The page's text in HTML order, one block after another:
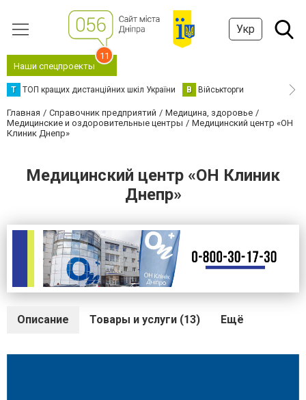
Укр
Наши спецпроекты
11
Т ТОП кращих дистанційних шкіл України В Військторги
Главная Справочник предприятий
Медицина, здоровье
Медицинские и оздоровительные центры
Медицинский центр «ОН
Клиник Днепр»
Медицинский центр «ОН Клиник
Днепр»
Описание Товары и услуги (13) Ещё